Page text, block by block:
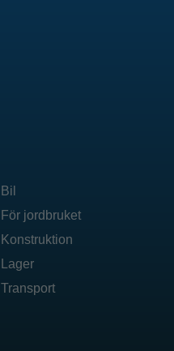
Bil
För jordbruket
Konstruktion
Lager
Transport